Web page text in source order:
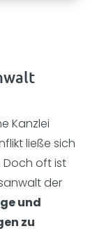
Kanzlei
ließe sich
Doch oft ist
der
und
zu